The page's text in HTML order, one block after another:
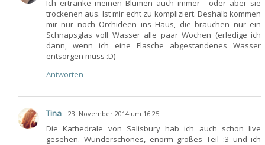
Ich ertränke meinen Blumen auch immer - oder aber sie
trockenen aus. Ist mir echt zu kompliziert. Deshalb kommen
mir nur noch Orchideen ins Haus, die brauchen nur ein
Schnapsglas voll Wasser alle paar Wochen (erledige ich
dann, wenn ich eine Flasche abgestandenes Wasser
entsorgen muss :D)
Antworten
Tina 23. November 2014 um 16:25
Die Kathedrale von Salisbury hab ich auch schon live
gesehen. Wunderschönes, enorm großes Teil :3 und ich